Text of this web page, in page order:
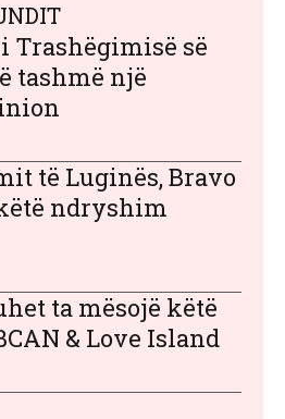
i Trashëgimisë së
tashmë një
të Luginës, Bravo
ndryshim
ta mësojë këtë
& Love Island